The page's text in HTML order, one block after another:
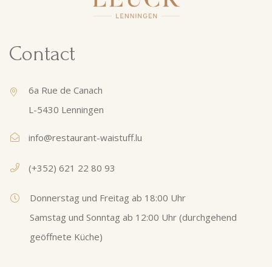
Contact
6a Rue de Canach
L-5430 Lenningen
info@restaurant-waistuff.lu
(+352) 621 22 80 93
Donnerstag und Freitag ab 18:00 Uhr
Samstag und Sonntag ab 12:00 Uhr (durchgehend
geöffnete Küche)